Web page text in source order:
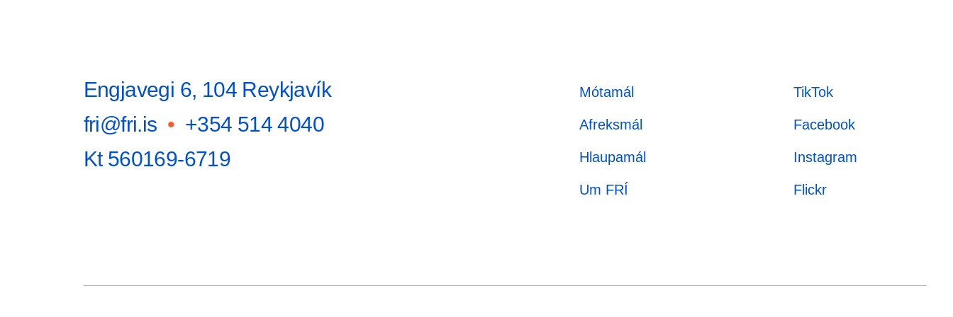
Engjavegi 6, 104 Reykjavík
fri@fri.is • +354 514 4040
Kt 560169-6719
Mótamál
Afreksmál
Hlaupamál
Um FRÍ
TikTok
Facebook
Instagram
Flickr